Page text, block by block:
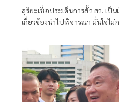
สุริยะเชื่อประเด็นการฮั้ว สว. เป็
เกี่ยวข้องนำไปพิจารณา มั่นใจไ